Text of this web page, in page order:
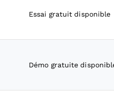
Essai gratuit disponible
Démo gratuite